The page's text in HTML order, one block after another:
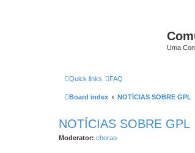
Uma
Quick links FAQ
Board index NOTÍCIAS SOBRE GPL
NOTÍCIAS SOBRE GPL
Moderator: chorao